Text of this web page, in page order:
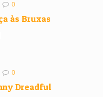
0
às Bruxas
0
Dreadful